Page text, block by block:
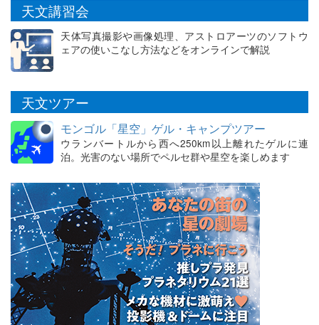
天文講習会
天体写真撮影や画像処理、アストロアーツのソフトウ
ェアの使いこなし方法などをオンラインで解説
天文ツアー
モンゴル「星空」ゲル・キャンプツアー
ウランバートルから西へ250km以上離れたゲルに連
泊。光害のない場所でペルセ群や星空を楽しめます